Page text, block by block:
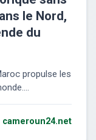
le Nord,
du
propulse les
cameroun24.net